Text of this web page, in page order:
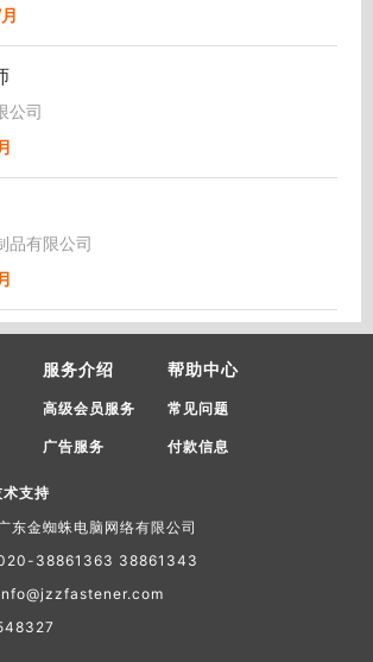
公司
品有限公司
服务介绍
高级会员服务
广告服务
帮助中心
常见问题
付款信息
支持
东金蜘蛛电脑网络有限公司
020-38861363 38861343